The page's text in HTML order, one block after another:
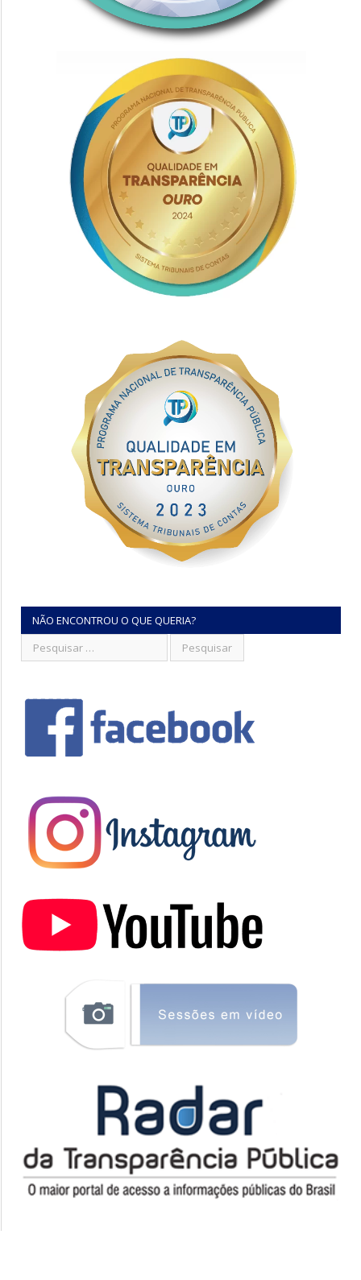
NÃO ENCONTROU O QUE QUERIA?